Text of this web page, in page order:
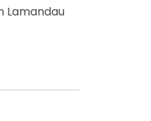
Lamandau